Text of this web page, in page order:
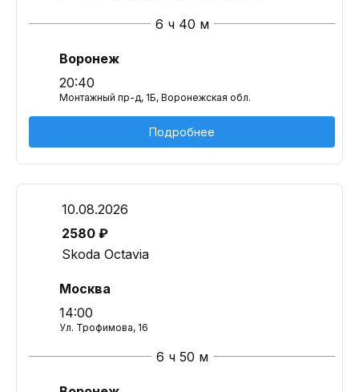
6 ч 40 м
Воронеж
20:40
Монтажный пр-д, 1Б, Воронежская обл.
Подробнее
10.08.2026
2580 ₽
Skoda Octavia
Москва
14:00
Ул. Трофимова, 16
6 ч 50 м